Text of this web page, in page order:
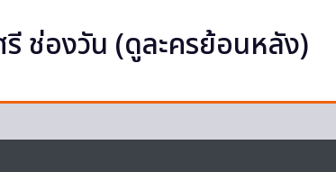
ช่องวัน (ดูละครย้อนหลัง)